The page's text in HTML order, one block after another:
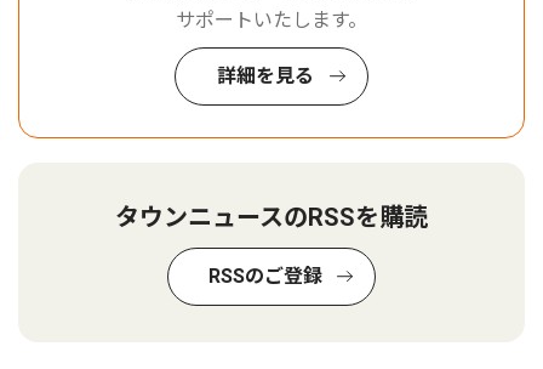
サポートいたします。
詳細を見る
タウンニュースのRSSを購読
RSSのご登録